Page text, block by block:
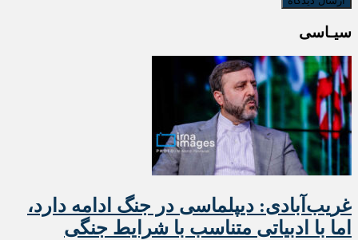
سیـاسی
غریب‌آبادی: دیپلماسی در جنگ ادامه دارد،
اما با ادبیاتی متناسب با شرایط جنگی